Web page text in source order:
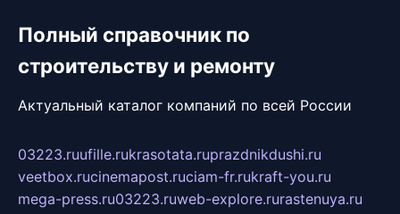
Полный справочник по
строительству и ремонту
Актуальный каталог компаний по всей России
03223.ruufille.rukrasotata.ruprazdnikdushi.ru
veetbox.rucinemapost.ruciam-fr.rukraft-you.ru
mega-press.ru03223.ruweb-explore.rurastenuya.ru